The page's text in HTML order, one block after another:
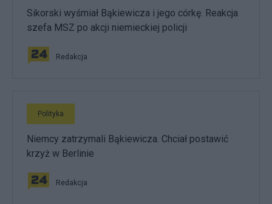
Sikorski wyśmiał Bąkiewicza i jego córkę. Reakcja
szefa MSZ po akcji niemieckiej policji
Redakcja
Polityka
Niemcy zatrzymali Bąkiewicza. Chciał postawić
krzyż w Berlinie
Redakcja